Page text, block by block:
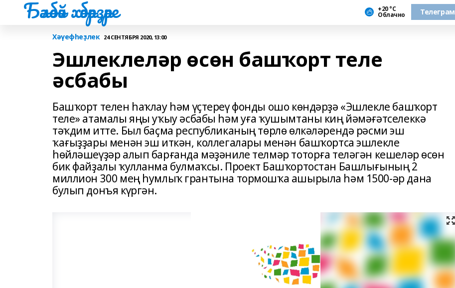
Бәләбәй хәбәрҙәре +20 °С
Облачно Телеграм
Хәүефһеҙлек 24 СЕНТЯБРЯ 2020, 13:00
Эшлеклеләр өсөн башҡорт теле
әсбабы
Башҡорт телен һаҡлау һәм үҫтереү фонды ошо көндәрҙә «Эшлекле башҡорт
теле» атамалы яңы уҡыу әсбабы һәм уға ҡушымтаны киң йәмәғәтселеккә
тәҡдим итте. Был баҫма республиканың төрлө өлкәләрендә рәсми эш
ҡағыҙҙары менән эш иткән, коллегалары менән башҡортса эшлекле
һөйләшеүҙәр алып барғанда мәҙәниле телмәр тоторға теләгән кешеләр өсөн
бик файҙалы ҡулланма булмаҡсы. Проект Башҡортостан Башлығының 2
миллион 300 мең һумлыҡ грантына тормошҡа ашырыла һәм 1500-әр дана
булып донъя күргән.